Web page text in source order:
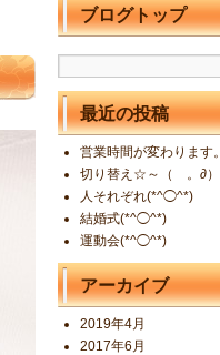
ブログトップ
最近の投稿
営業時間が変わります。
切り替え☆～（ゝ。∂）
人それぞれ(*^◯^*)
結婚式(*^◯^*)
運動会(*^◯^*)
アーカイブ
2019年4月
2017年6月